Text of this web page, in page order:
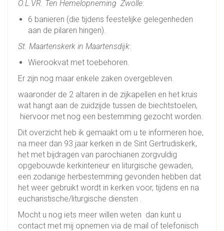
O.L.VR. Ten Hemelopneming Zwolle:
6 banieren (die tijdens feestelijke gelegenheden
aan de pilaren hingen).
St. Maartenskerk in Maartensdijk:
Wierookvat met toebehoren.
Er zijn nog maar enkele zaken overgebleven.
waaronder de 2 altaren in de zijkapellen en het kruis
wat hangt aan de zuidzijde tussen de biechtstoelen,
hiervoor met nog een bestemming gezocht worden.
Dit overzicht heb ik gemaakt om u te informeren hoe,
na meer dan 93 jaar kerken in de Sint Gertrudiskerk,
het met bijdragen van parochianen zorgvuldig
opgebouwde kerkinterieur en liturgische gewaden,
een zodanige herbestemming gevonden hebben dat
het weer gebruikt wordt in kerken voor, tijdens en na
eucharistische/liturgische diensten .
Mocht u nog iets meer willen weten dan kunt u
contact met mij opnemen via de mail of telefonisch